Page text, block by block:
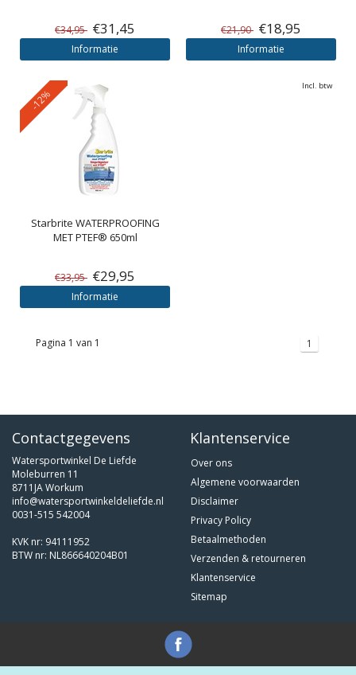
€34,95 €31,45
Informatie
€21,90 €18,95
Informatie
-12%
Starbrite WATERPROOFING
MET PTEF® 650ml
€33,95 €29,95
Informatie
Incl. btw
Pagina 1 van 1 1
Contactgegevens
Watersportwinkel De Liefde
Moleburren 11
8711JA Workum
info@watersportwinkeldeliefde.nl
0031-515 542004
KVK nr: 94111952
BTW nr: NL866640204B01
Klantenservice
Over ons
Algemene voorwaarden
Disclaimer
Privacy Policy
Betaalmethoden
Verzenden & retourneren
Klantenservice
Sitemap